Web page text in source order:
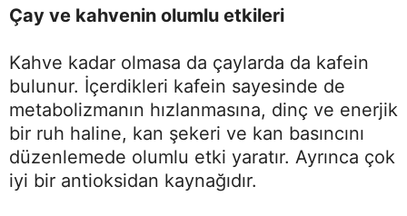
Çay ve kahvenin olumlu etkileri
Kahve kadar olmasa da çaylarda da kafein
bulunur. İçerdikleri kafein sayesinde de
metabolizmanın hızlanmasına, dinç ve enerjik
bir ruh haline, kan şekeri ve kan basıncını
düzenlemede olumlu etki yaratır. Ayrınca çok
iyi bir antioksidan kaynağıdır.